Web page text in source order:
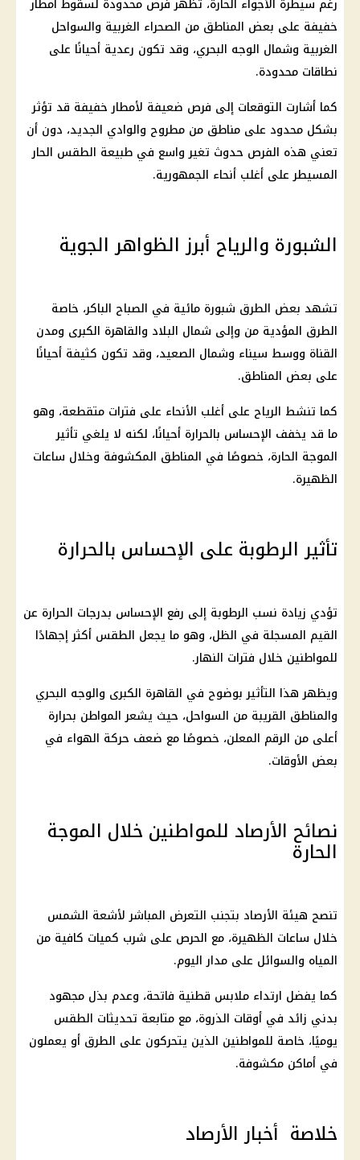
خفيفة على بعض المناطق من الصحراء الغربية والسواحل
الغربية وشمال الوجه البحري، وقد تكون رعدية أحيانًا على
نطاقات محدودة.
كما أشارت التوقعات إلى فرص ضعيفة لأمطار خفيفة قد تؤثر
بشكل محدود على مناطق من مطروح والوادي الجديد، دون أن
تعني هذه الفرص حدوث تغير واسع في طبيعة الطقس الحار
المسيطر على أغلب أنحاء الجمهورية.
الشبورة والرياح أبرز الظواهر الجوية
تشهد بعض الطرق شبورة مائية في الصباح الباكر، خاصة
الطرق المؤدية من وإلى شمال البلاد والقاهرة الكبرى ومدن
القناة ووسط سيناء وشمال الصعيد، وقد تكون كثيفة أحيانًا
على بعض المناطق.
كما تنشط الرياح على أغلب الأنحاء على فترات متقطعة، وهو
ما قد يخفف الإحساس بالحرارة أحيانًا، لكنه لا يلغي تأثير
الموجة الحارة، خصوصًا في المناطق المكشوفة وخلال ساعات
الظهيرة.
تأثير الرطوبة على الإحساس بالحرارة
تؤدي زيادة نسب الرطوبة إلى رفع الإحساس بدرجات الحرارة عن
القيم المسجلة في الظل، وهو ما يجعل الطقس أكثر إجهادًا
للمواطنين خلال فترات النهار.
ويظهر هذا التأثير بوضوح في القاهرة الكبرى والوجه البحري
والمناطق القريبة من السواحل، حيث يشعر المواطن بحرارة
أعلى من الرقم المعلن، خصوصًا مع ضعف حركة الهواء في
بعض الأوقات.
نصائح الأرصاد للمواطنين خلال الموجة
الحارة
تنصح هيئة الأرصاد بتجنب التعرض المباشر لأشعة الشمس
خلال ساعات الظهيرة، مع الحرص على شرب كميات كافية من
المياه والسوائل على مدار اليوم.
كما يفضل ارتداء ملابس قطنية فاتحة، وعدم بذل مجهود
بدني زائد في أوقات الذروة، مع متابعة تحديثات الطقس
يوميًا، خاصة للمواطنين الذين يتحركون على الطرق أو يعملون
في أماكن مكشوفة.
خلاصة أخبار الأرصاد